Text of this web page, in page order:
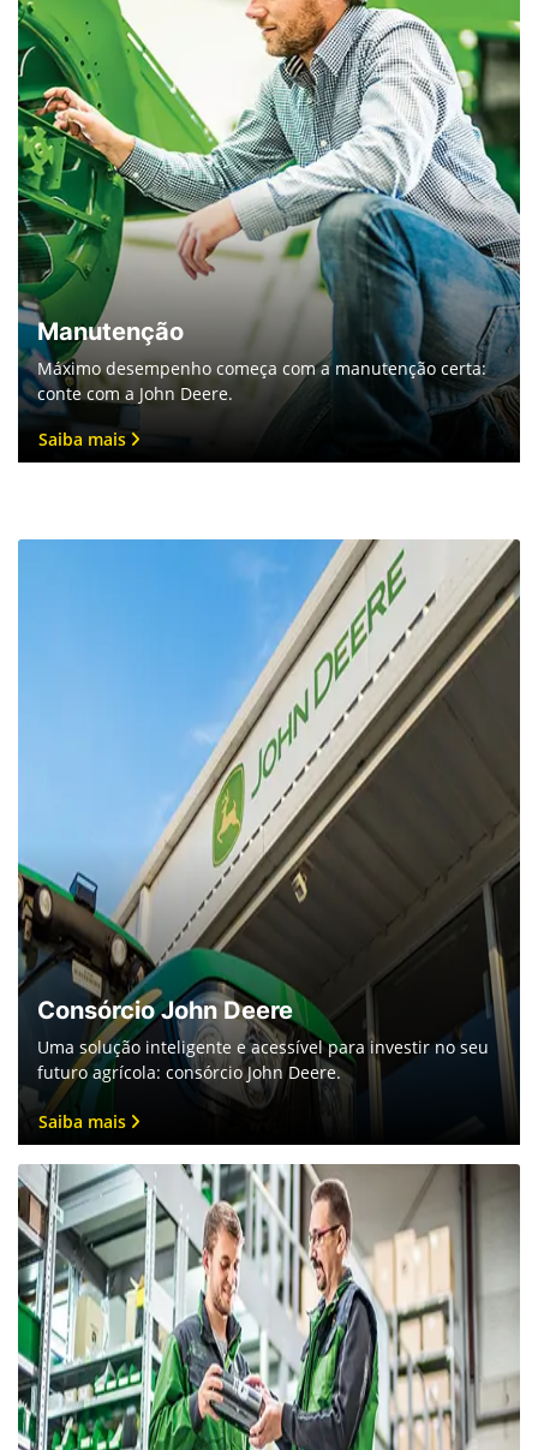
Manutenção
Máximo desempenho começa com a manutenção certa:
conte com a John Deere.
Saiba mais
Consórcio John Deere
Uma solução inteligente e acessível para investir no seu
futuro agrícola: consórcio John Deere.
Saiba mais